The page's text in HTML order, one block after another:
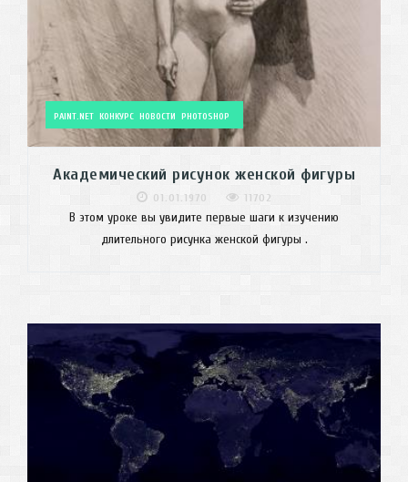
PAINT.NET КОНКУРС НОВОСТИ PHOTOSHOP
Академический рисунок женской фигуры
01.01.1970 11702
В этом уроке вы увидите первые шаги к изучению
длительного рисунка женской фигуры .